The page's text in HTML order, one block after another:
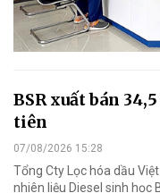
BSR xuất bán
tiên
07/08/2026 15:28
Tổng Cty Lọc hóa dầu
nhiên liệu Diesel sinh học